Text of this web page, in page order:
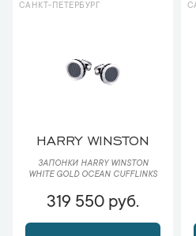
САНКТ-ПЕТЕРБУРГ
HARRY WINSTON
ЗАПОНКИ HARRY WINSTON
WHITE GOLD OCEAN CUFFLINKS
319 550 руб.